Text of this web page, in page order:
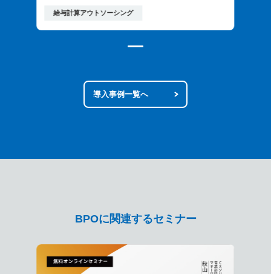
給与計算アウトソーシング
導入事例一覧へ
BPOに関連するセミナー